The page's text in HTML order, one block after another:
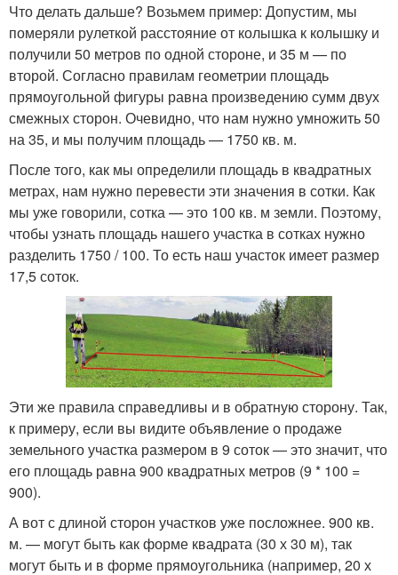
Что делать дальше? Возьмем пример: Допустим, мы
померяли рулеткой расстояние от колышка к колышку и
получили 50 метров по одной стороне, и 35 м — по
второй. Согласно правилам геометрии площадь
прямоугольной фигуры равна произведению сумм двух
смежных сторон. Очевидно, что нам нужно умножить 50
на 35, и мы получим площадь — 1750 кв. м.
После того, как мы определили площадь в квадратных
метрах, нам нужно перевести эти значения в сотки. Как
мы уже говорили, сотка — это 100 кв. м земли. Поэтому,
чтобы узнать площадь нашего участка в сотках нужно
разделить 1750 / 100. То есть наш участок имеет размер
17,5 соток.
Эти же правила справедливы и в обратную сторону. Так,
к примеру, если вы видите объявление о продаже
земельного участка размером в 9 соток — это значит, что
его площадь равна 900 квадратных метров (9 * 100 =
900).
А вот с длиной сторон участков уже посложнее. 900 кв.
м. — могут быть как форме квадрата (30 х 30 м), так
могут быть и в форме прямоугольника (например, 20 х